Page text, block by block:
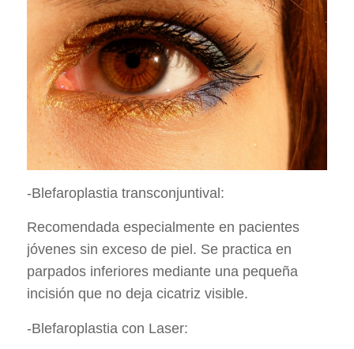
-Blefaroplastia transconjuntival:
Recomendada especialmente en pacientes
jóvenes sin exceso de piel. Se practica en
parpados inferiores mediante una pequeña
incisión que no deja cicatriz visible.
-Blefaroplastia con Laser: